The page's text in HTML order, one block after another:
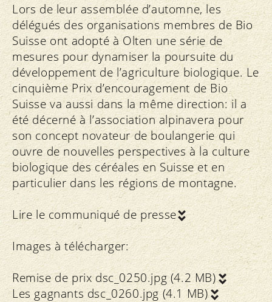
Lors de leur assemblée d’automne, les
délégués des organisations membres de Bio
Suisse ont adopté à Olten une série de
mesures pour dynamiser la poursuite du
développement de l’agriculture biologique. Le
cinquième Prix d’encouragement de Bio
Suisse va aussi dans la même direction: il a
été décerné à l’association alpinavera pour
son concept novateur de boulangerie qui
ouvre de nouvelles perspectives à la culture
biologique des céréales en Suisse et en
particulier dans les régions de montagne.
Lire le communiqué de presse
Images à télécharger:
Remise de prixdsc_0250.jpg (4.2 MB)
Les gagnants dsc_0260.jpg (4.1 MB)